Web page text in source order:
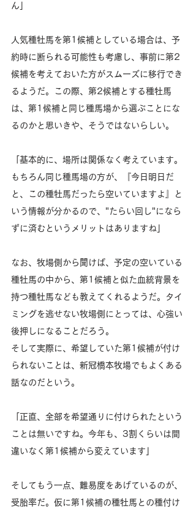
ん」
人気種牡馬を第1候補としている場合は、予
約時に断られる可能性も考慮し、事前に第2
候補を考えておいた方がスムーズに移行でき
るようだ。この際、第2候補とする種牡馬
は、第1候補と同じ種馬場から選ぶことにな
るのかと思いきや、そうではないらしい。
「基本的に、場所は関係なく考えています。
もちろん同じ種馬場の方が、『今日明日だ
と、この種牡馬だったら空いていますよ』と
いう情報が分かるので、"たらい回し"になら
ずに済むというメリットはありますね」
なお、牧場側から聞けば、予定の空いている
種牡馬の中から、第1候補と似た血統背景を
持つ種牡馬なども教えてくれるようだ。タイ
ミングを逃せない牧場側にとっては、心強い
後押しになることだろう。
そして実際に、希望していた第1候補が付け
られないことは、新冠橋本牧場でもよくある
話なのだという。
「正直、全部を希望通りに付けられたという
ことは無いですね。今年も、3割くらいは間
違いなく第1候補から変えています」
そしてもう一点、難易度をあげているのが、
受胎率だ。仮に第1候補の種牡馬との種付け